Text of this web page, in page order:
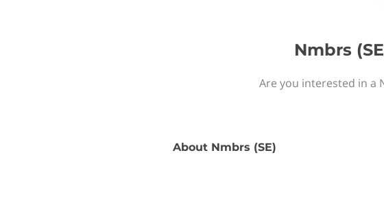
Nmbrs
Are you interested in a
About Nmbrs (SE)